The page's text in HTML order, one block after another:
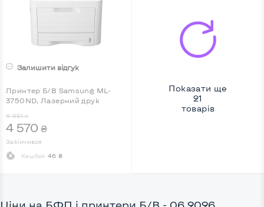
Залишити відгук
Принтер Б/В Samsung ML-
3750ND, Лазерний друк
6 821 ₴
4 570 ₴
Закінчився
Кешбек 46 ₴
Показати ще
21
товарів
Ціни на БФП і принтери Б/В - 06.2026